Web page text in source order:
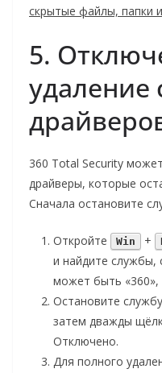
скрытые файлы, папки
5.
удаление
360 Total Security
драйверы, которые
Сначала остановите
Откройте Win +
и найдите службы,
может быть «360»,
Остановите
затем дважды
Отключено.
Для полного